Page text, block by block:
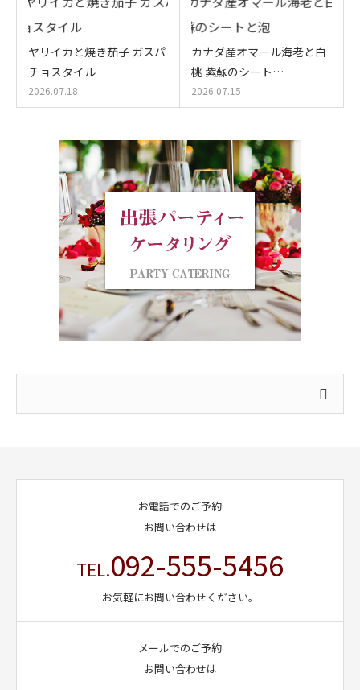
ヤリイカと焼き茄子 ガスパ
チョスタイル
2026.07.18
カナダ産オマール海老と白
桃 紫蘇のシート…
2026.07.15
お電話でのご予約
お問い合わせは
TEL.092-555-5456
お気軽にお問い合わせください。
メールでのご予約
お問い合わせは